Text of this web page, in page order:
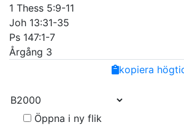
1 Thess 5:9-11
Joh 13:31-35
Ps 147:1-7
Årgång 3
EmailCopy
kopiera
Öppna i ny flik